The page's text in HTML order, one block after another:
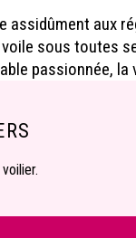
assidûment aux
voile sous
passionnée,